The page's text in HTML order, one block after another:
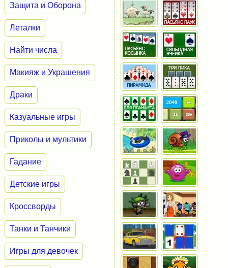
Защита и Оборона
Леталки
Найти числа
Макияж и Украшения
Драки
Казуальные игры
Приколы и мультики
Гадание
Детские игры
Кроссворды
Танки и Танчики
Игры для девочек